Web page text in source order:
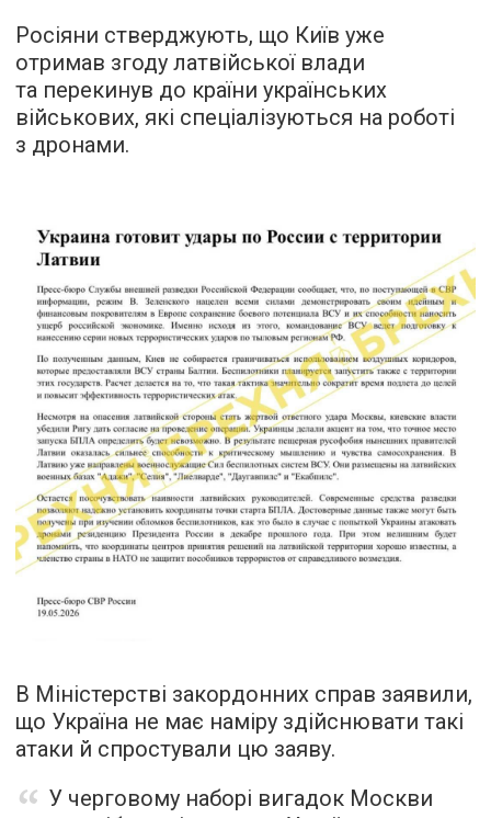
Росіяни стверджують, що Київ уже
отримав згоду латвійської влади
та перекинув до країни українських
військових, які спеціалізуються на роботі
з дронами.
В Міністерстві закордонних справ заявили,
що Україна не має наміру здійснювати такі
атаки й спростували цю заяву.
У черговому наборі вигадок Москви